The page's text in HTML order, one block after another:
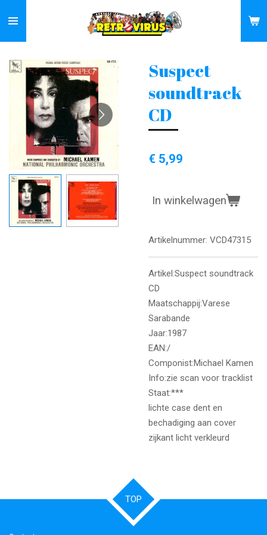
direct
naar
de
hoofdinhoud
Suspect
soundtrack
CD
€ 5,99
In winkelwagen
Artikelnummer: VCD47315
Artikel:Suspect soundtrack
CD
Maatschappij:Varese
Sarabande
Jaar:1987
EAN:/
Componist:Michael Kamen
Info:zie scan voor tracklist
Staat:***
lichte case dent en
bechadiging aan cover
zijkant licht verkleurd
TOP